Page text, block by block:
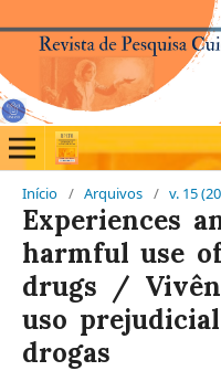
Início / Arquivos / v. 15
Experiences
harmful use
drugs /
uso
drogas